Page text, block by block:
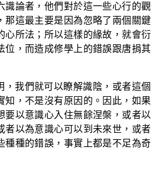
識論者，他們對於這一些心行的觀
那這最主要是因為忽略了兩個關鍵
心所法；所以這樣的緣故，就會衍
位，而造成修學上的錯誤跟唐捐其
，我們就可以瞭解識陰，或者這個
知，不是沒有原因的。因此，如果
要以意識心入住無餘涅槃，或者以
者以為意識心可以到未來世，或者
種種的錯誤，事實上都是不足為奇